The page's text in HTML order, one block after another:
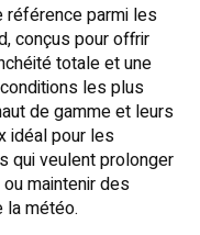
référence parmi les
conçus pour offrir
totale et une
les plus
de gamme et leurs
idéal pour les
qui veulent prolonger
maintenir des
météo.